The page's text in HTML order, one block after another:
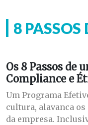
8
Os 8 Passos de
Compliance e
Um Programa
cultura, alavanca
da empresa.